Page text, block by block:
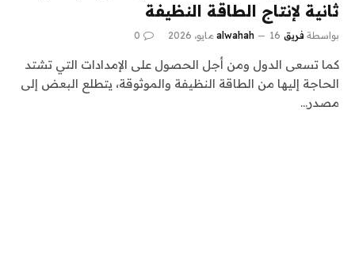
ثانية لإنتاج الطاقة النظيفة
بواسطة فريق alwahah 16 مايو، 2026 0
كما تسعى الدول ومن أجل الحصول على الإمدادات التي تشتد
الحاجة إليها من الطاقة النظيفة والموثوقة، يتطلع البعض إلى
مصدر…